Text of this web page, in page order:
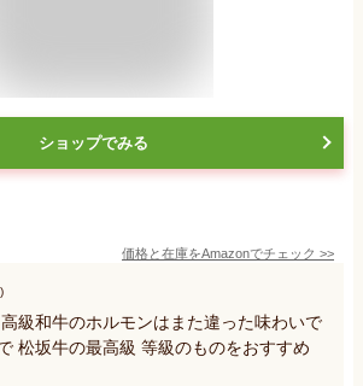
ショップでみる
価格と在庫をAmazonでチェック >>
級和牛のホルモンはまた違った味わいで
松坂牛の最高級 等級のものをおすすめ